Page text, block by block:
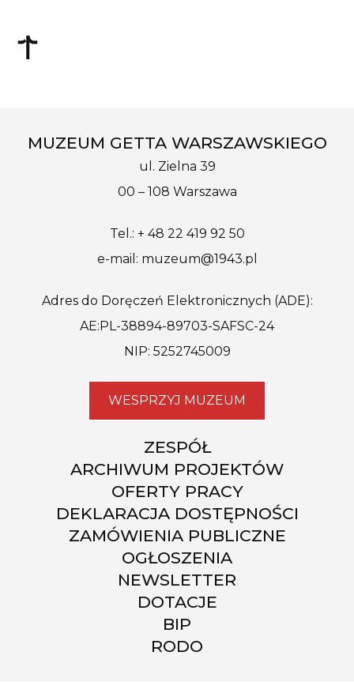
MUZEUM GETTA WARSZAWSKIEGO
ul. Zielna 39
00 – 108 Warszawa
Tel.: + 48 22 419 92 50
e-mail: muzeum@1943.pl
Adres do Doręczeń Elektronicznych (ADE):
AE:PL-38894-89703-SAFSC-24
NIP: 5252745009
WESPRZYJ MUZEUM
ZESPÓŁ
ARCHIWUM PROJEKTÓW
OFERTY PRACY
DEKLARACJA DOSTĘPNOŚCI
ZAMÓWIENIA PUBLICZNE
OGŁOSZENIA
NEWSLETTER
DOTACJE
BIP
RODO